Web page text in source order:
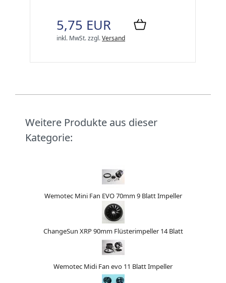
5,75 EUR
inkl. MwSt.zzgl.Versand
Weitere Produkte aus dieser
Kategorie:
Wemotec Mini Fan EVO 70mm 9 Blatt Impeller
ChangeSun XRP 90mm Flüsterimpeller 14 Blatt
Wemotec Midi Fan evo 11 Blatt Impeller